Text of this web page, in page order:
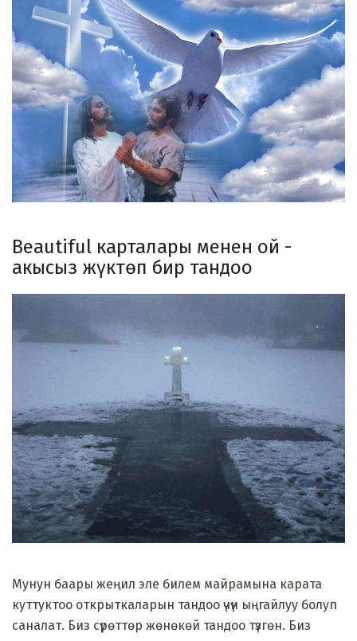
Beautiful карталары менен ой -
акысыз жүктөп бир тандоо
Мунун баары жеңил эле билем майрамына карата
куттуктоо открыткаларын тандоо үчүн ыңгайлуу болуп
саналат. Биз сүрөттөр жөнөкөй тандоо түзгөн. Биз